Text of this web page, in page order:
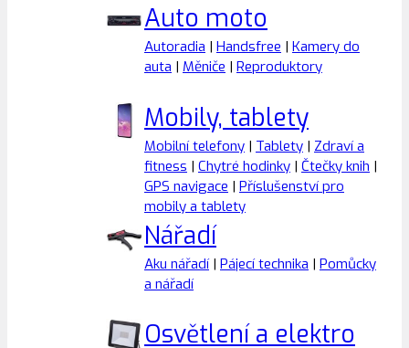
Auto moto
Autoradia | Handsfree | Kamery do
auta | Měniče | Reproduktory
Mobily, tablety
Mobilní telefony | Tablety | Zdraví a
fitness | Chytré hodinky | Čtečky knih |
GPS navigace | Příslušenství pro
mobily a tablety
Nářadí
Aku nářadí| Pájecí technika | Pomůcky
a nářadí
Osvětlení a elektro